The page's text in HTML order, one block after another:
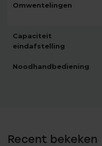
Omwentelingen
Capaciteit
eindafstelling
Noodhandbediening
Recent bekeken